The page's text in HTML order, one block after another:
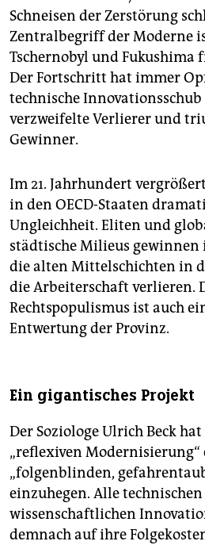
Schneisen der Zerstörung
Zentralbegriff der Moderne
Tschernobyl und Fukushima
Der Fortschritt hat immer
technische
verzweifelte Verlierer und
Gewinner.
Im 21. Jahrhundert
in den OECD-Staaten
Ungleichheit. Eliten und
städtische Milieus gewinnen
die alten Mittelschichten in
die Arbeiterschaft verlieren.
Rechtspopulismus ist auch
Entwertung der Provinz.
Ein gigantisches Projekt
Der Soziologe Ulrich Beck
„reflexiven
„folgenblinden,
einzu­hegen. Alle
wissenschaftlichen
demnach auf ihre